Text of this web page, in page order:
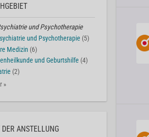
und Psychotherapie
und Psychotherapie (5)
Medizin (6)
und Geburtshilfe (4)
(2)
»
DER ANSTELLUNG